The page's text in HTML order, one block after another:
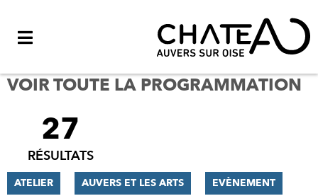
VOIR TOUTE LA PROGRAMMATION
FILTRER
RÉSULTATS
27
RÉSULTATS
ATELIER AUVERS ET LES ARTS EVÈNEMENT